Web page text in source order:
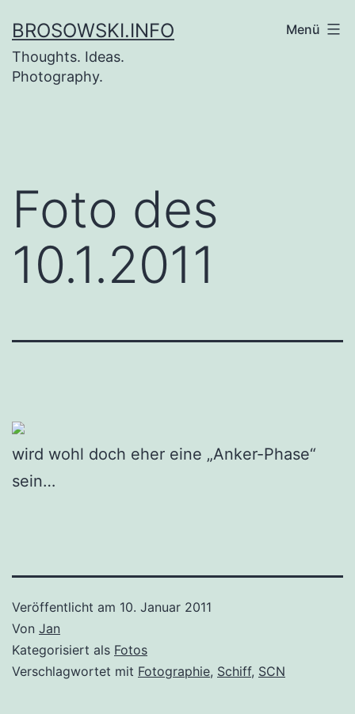
Inhalt
springen
BROSOWSKI.INFO
Thoughts. Ideas.
Photography.
Menü
Foto des
10.1.2011
wird wohl doch eher eine „Anker-Phase“
sein…
Veröffentlicht am 10. Januar 2011
Von Jan
Kategorisiert als Fotos
Verschlagwortet mit Fotographie, Schiff, SCN